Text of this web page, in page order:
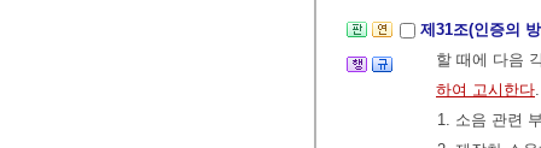
제31조(인증의
할 때에 다음
하여 고시한다
1. 소음 관련